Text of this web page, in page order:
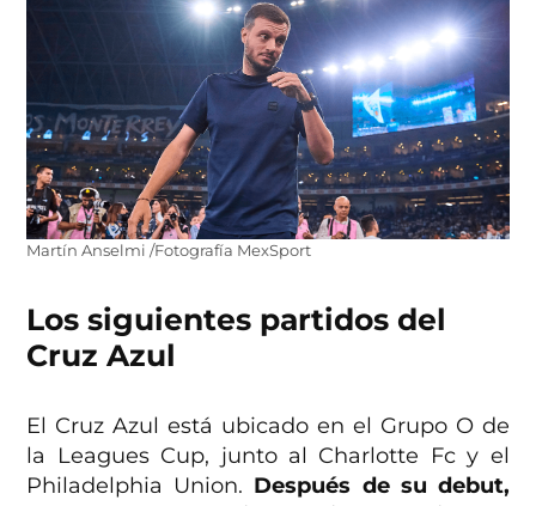
Martín Anselmi /Fotografía MexSport
Los siguientes partidos del
Cruz Azul
El Cruz Azul está ubicado en el Grupo O de
la Leagues Cup, junto al Charlotte Fc y el
Philadelphia Union. Después de su debut,